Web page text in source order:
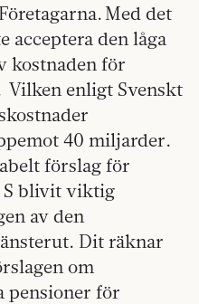
Med det
acceptera den låga
kostnaden för
Vilken enligt Svenskt
40 miljarder.
förslag för
S blivit viktig
av den
Dit räknar
om
pensioner för